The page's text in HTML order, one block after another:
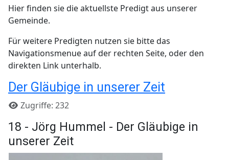
Hier finden sie die aktuellste Predigt aus unserer
Gemeinde.
Für weitere Predigten nutzen sie bitte das
Navigationsmenue auf der rechten Seite, oder den
direkten Link unterhalb.
Der Gläubige in unserer Zeit
Details
Zugriffe: 232
18 - Jörg Hummel - Der Gläubige in
unserer Zeit